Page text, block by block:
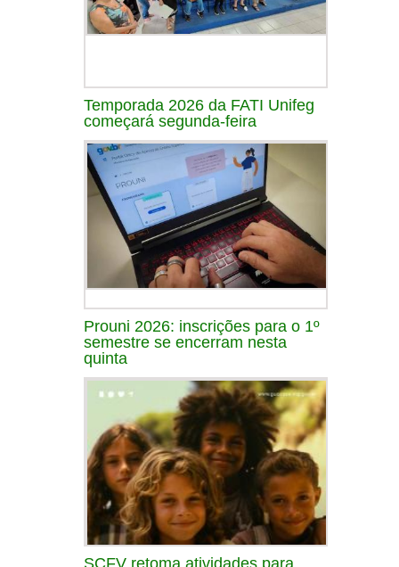
Temporada 2026 da FATI Unifeg
começará segunda-feira
Prouni 2026: inscrições para o 1º
semestre se encerram nesta
quinta
SCFV retoma atividades para